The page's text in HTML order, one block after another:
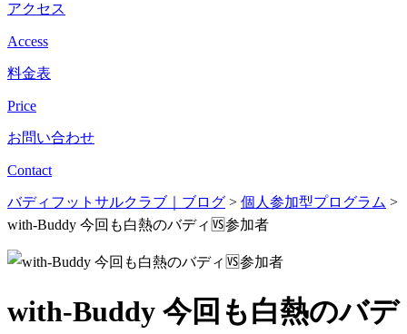
アクセス
Access
料金表
Price
お問い合わせ
Contact
バディフットサルクラブ｜ブログ > 個人参加型プログラム >
with-Buddy 今回も白熱のバディ🆚参加者
with-Buddy 今回も白熱のバデ